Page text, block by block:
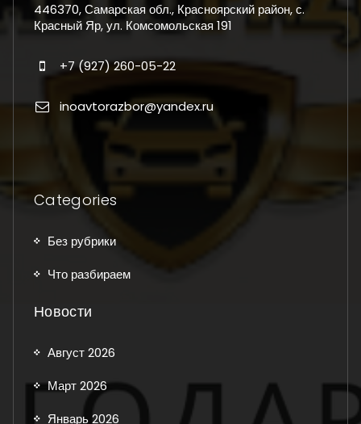
446370, Самарская обл., Красноярский район, с.
Красный Яр, ул. Комсомольская 191
+7 (927) 260-05-22
inoavtorazbor@yandex.ru
Categories
Без рубрики
Что разбираем
Новости
Август 2026
Март 2026
Январь 2026